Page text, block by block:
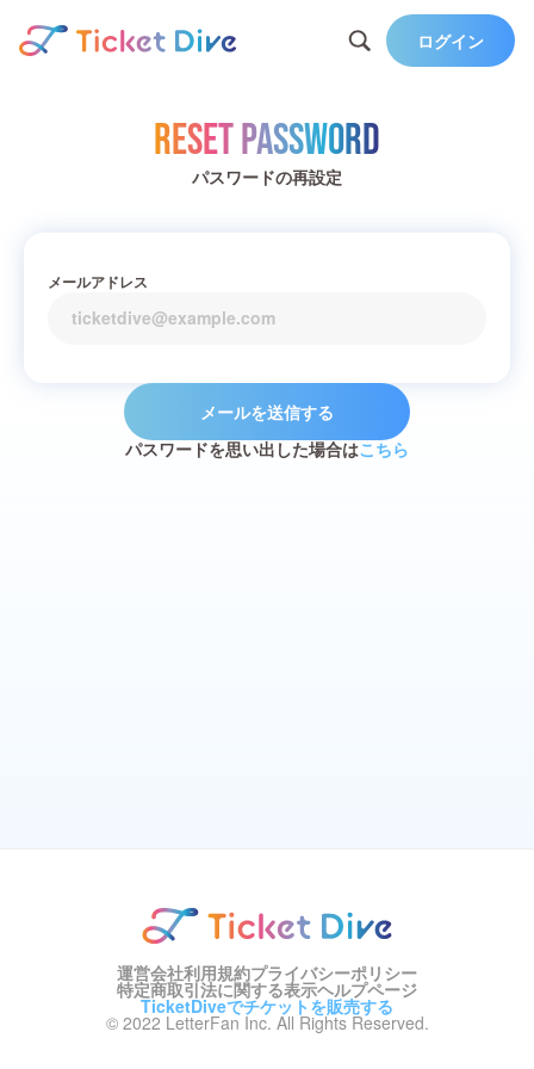
ログイン
Reset Password
パスワードの再設定
メールアドレス
メールを送信する
パスワードを思い出した場合はこちら
運営会社利用規約プライバシーポリシー
特定商取引法に関する表示ヘルプページ
TicketDiveでチケットを販売する
© 2022 LetterFan Inc. All Rights Reserved.